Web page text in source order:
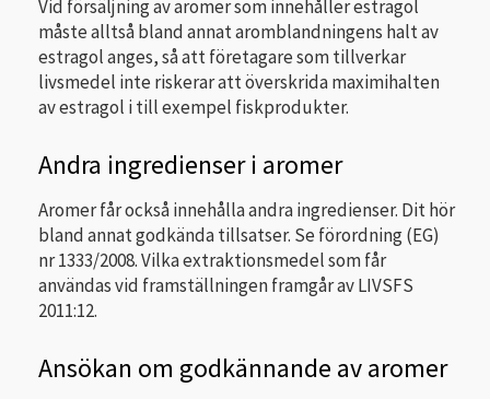
Vid försäljning av aromer som innehåller estragol
måste alltså bland annat aromblandningens halt av
estragol anges, så att företagare som tillverkar
livsmedel inte riskerar att överskrida maximihalten
av estragol i till exempel fiskprodukter.
Andra ingredienser i aromer
Aromer får också innehålla andra ingredienser. Dit hör
bland annat godkända tillsatser. Se förordning (EG)
nr 1333/2008. Vilka extraktionsmedel som får
användas vid framställningen framgår av LIVSFS
2011:12.
Ansökan om godkännande av aromer